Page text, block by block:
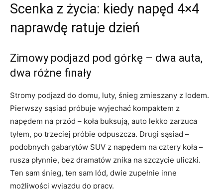
Scenka z życia: kiedy napęd 4×4
naprawdę ratuje dzień
Zimowy podjazd pod górkę – dwa auta,
dwa różne finały
Stromy podjazd do domu, luty, śnieg zmieszany z lodem.
Pierwszy sąsiad próbuje wyjechać kompaktem z
napędem na przód – koła buksują, auto lekko zarzuca
tyłem, po trzeciej próbie odpuszcza. Drugi sąsiad –
podobnych gabarytów SUV z napędem na cztery koła –
rusza płynnie, bez dramatów znika na szczycie uliczki.
Ten sam śnieg, ten sam lód, dwie zupełnie inne
możliwości wyjazdu do pracy.